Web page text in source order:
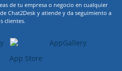
de tu empresa o negocio en cualquier
Chat2Desk y atiende y da seguimiento a
clientes.